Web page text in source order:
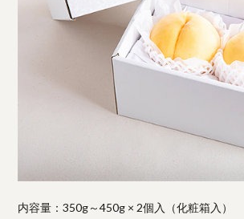
内容量：350g～450g × 2個入（化粧箱入）